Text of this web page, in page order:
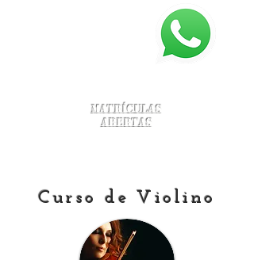
Matrículas
Abertas
Curso de Violino